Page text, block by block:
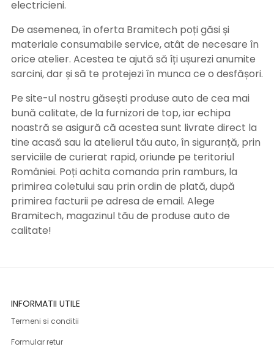
electricieni.
De asemenea, în oferta Bramitech poți găsi și
materiale consumabile service, atât de necesare în
orice atelier. Acestea te ajută să îți ușurezi anumite
sarcini, dar și să te protejezi în munca ce o desfășori.
Pe site-ul nostru găsești produse auto de cea mai
bună calitate, de la furnizori de top, iar echipa
noastră se asigură că acestea sunt livrate direct la
tine acasă sau la atelierul tău auto, în siguranță, prin
serviciile de curierat rapid, oriunde pe teritoriul
României. Poți achita comanda prin ramburs, la
primirea coletului sau prin ordin de plată, după
primirea facturii pe adresa de email. Alege
Bramitech, magazinul tău de produse auto de
calitate!
INFORMATII UTILE
Termeni si conditii
Formular retur